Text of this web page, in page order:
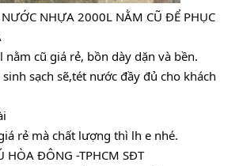
NHỰA 2000L NẰM CŨ ĐỂ PHỤC
cũ giá rẻ, bồn dày dặn và bền.
sạch sẽ,tét nước đầy đủ cho khách
rẻ mà chất lượng thì lh e nhé.
HÒA ĐÔNG -TPHCM SĐT